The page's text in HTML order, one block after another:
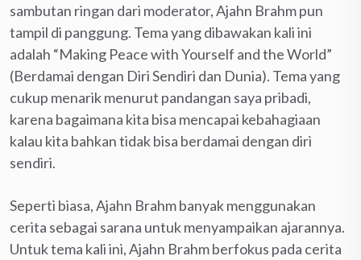
sambutan ringan dari moderator, Ajahn Brahm pun
tampil di panggung. Tema yang dibawakan kali ini
adalah “Making Peace with Yourself and the World”
(Berdamai dengan Diri Sendiri dan Dunia). Tema yang
cukup menarik menurut pandangan saya pribadi,
karena bagaimana kita bisa mencapai kebahagiaan
kalau kita bahkan tidak bisa berdamai dengan diri
sendiri.
Seperti biasa, Ajahn Brahm banyak menggunakan
cerita sebagai sarana untuk menyampaikan ajarannya.
Untuk tema kali ini, Ajahn Brahm berfokus pada cerita